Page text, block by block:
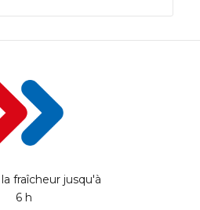
fraîcheur jusqu'à
6 h